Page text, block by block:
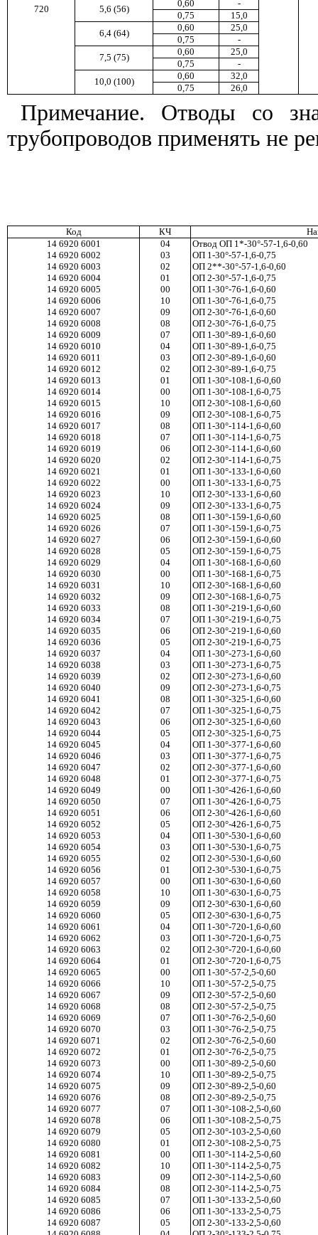
720
5,6 (56)
0,60
-
0,75
15,0
6,4 (64)
0,60
25,0
0,75
-
7,5 (75)
0,60
25,0
0,75
-
10,0 (100)
0,60
32,0
0,75
26,0
Примечание. Отводы со
трубопроводов применять не
Код КЧ
14 6920 6001
04
Отвод ОП 1*-30°-57-1,6-0,60
14 6920 6002
03
ОП 1-30°-57-1,6-0,75
14 6920 6003
02
ОП 2**-30°-57-1,6-0,60
14 6920 6004
01
ОП 2-30°-57-1,6-0,75
14 6920 6005
00
ОП 1-30°-76-1,6-0,60
14 6920 6006
10
ОП 1-30°-76-1,6-0,75
14 6920 6007
09
ОП 2-30°-76-1,6-0,60
14 6920 6008
08
ОП 2-30°-76-1,6-0,75
14 6920 6009
07
ОП 1-30°-89-1,6-0,60
14 6920 6010
04
ОП 1-30°-89-1,6-0,75
14 6920 6011
03
ОП 2-30°-89-1,6-0,60
14 6920 6012
02
ОП 2-30°-89-1,6-0,75
14 6920 6013
01
ОП 1-30°-108-1,6-0,60
14 6920 6014
00
ОП 1-30°-108-1,6-0,75
14 6920 6015
10
ОП 2-30°-108-1,6-0,60
14 6920 6016
09
ОП 2-30°-108-1,6-0,75
14 6920 6017
08
ОП 1-30°-114-1,6-0,60
14 6920 6018
07
ОП 1-30°-114-1,6-0,75
14 6920 6019
06
ОП 2-30°-114-1,6-0,60
14 6920 6020
02
ОП 2-30°-114-1,6-0,75
14 6920 6021
01
ОП 1-30°-133-1,6-0,60
14 6920 6022
00
ОП 1-30°-133-1,6-0,75
14 6920 6023
10
ОП 2-30°-133-1,6-0,60
14 6920 6024
09
ОП 2-30°-133-1,6-0,75
14 6920 6025
08
ОП 1-30°-159-1,6-0,60
14 6920 6026
07
ОП 1-30°-159-1,6-0,75
14 6920 6027
06
ОП 2-30°-159-1,6-0,60
14 6920 6028
05
ОП 2-30°-159-1,6-0,75
14 6920 6029
04
ОП 1-30°-168-1,6-0,60
14 6920 6030
00
ОП 1-30°-168-1,6-0,75
14 6920 6031
10
ОП 2-30°-168-1,6-0,60
14 6920 6032
09
ОП 2-30°-168-1,6-0,75
14 6920 6033
08
ОП 1-30°-219-1,6-0,60
14 6920 6034
07
ОП 1-30°-219-1,6-0,75
14 6920 6035
06
ОП 2-30°-219-1,6-0,60
14 6920 6036
05
ОП 2-30°-219-1,6-0,75
14 6920 6037
04
ОП 1-30°-273-1,6-0,60
14 6920 6038
03
ОП 1-30°-273-1,6-0,75
14 6920 6039
02
ОП 2-30°-273-1,6-0,60
14 6920 6040
09
ОП 2-30°-273-1,6-0,75
14 6920 6041
08 ОП 1-30°-325-1,6-0,60
14 6920 6042
07
ОП 1-30°-325-1,6-0,75
14 6920 6043
06
ОП 2-30°-325-1,6-0,60
14 6920 6044
05 ОП 2-30°-325-1,6-0,75
14 6920 6045
04 ОП 1-30°-377-1,6-0,60
14 6920 6046
03 ОП 1-30°-377-1,6-0,75
14 6920 6047
02 ОП 2-30°-377-1,6-0,60
14 6920 6048
01 ОП 2-30°-377-1,6-0,75
14 6920 6049
00
ОП 1-30°-426-1,6-0,60
14 6920 6050
07
ОП 1-30°-426-1,6-0,75
14 6920 6051
06
ОП 2-30°-426-1,6-0,60
14 6920 6052
05
ОП 2-30°-426-1,6-0,75
14 6920 6053
04
ОП 1-30°-530-1,6-0,60
14 6920 6054
03 ОП 1-30°-530-1,6-0,75
14 6920 6055
02
ОП 2-30°-530-1,6-0,60
14 6920 6056
01 ОП 2-30°-530-1,6-0,75
14 6920 6057
00 ОП 1-30°-630-1,6-0,60
14 6920 6058
10
ОП 1-30°-630-1,6-0,75
14 6920 6059
09 ОП 2-30°-630-1,6-0,60
14 6920 6060
05
ОП 2-30°-630-1,6-0,75
14 6920 6061
04 ОП 1-30°-720-1,6-0,60
14 6920 6062
03
ОП 1-30°-720-1,6-0,75
14 6920 6063
02
ОП 2-30°-720-1,6-0,60
14 6920 6064
01
ОП 2-30°-720-1,6-0,75
14 6920 6065
00
ОП 1-30°-57-2,5-0,60
14 6920 6066
10
ОП 1-30°-57-2,5-0,75
14 6920 6067
09
ОП 2-30°-57-2,5-0,60
14 6920 6068
08
ОП 2-30°-57-2,5-0,75
14 6920 6069
07
ОП 1-30°-76-2,5-0,60
14 6920 6070
03
ОП 1-30°-76-2,5-0,75
14 6920 6071
02
ОП 2-30°-76-2,5-0,60
14 6920 6072
01
ОП 2-30°-76-2,5-0,75
14 6920 6073
00
ОП 1-30°-89-2,5-0,60
14 6920 6074
10
ОП 1-30°-89-2,5-0,75
14 6920 6075
09
ОП 2-30°-89-2,5-0,60
14 6920 6076
08
ОП 2-30°-89-2,5-0,75
14 6920 6077
07
ОП 1-30°-108-2,5-0,60
14 6920 6078
06
ОП 1-30°-108-2,5-0,75
14 6920 6079
05
ОП 2-30°-103-2,5-0,60
14 6920 6080
01
ОП 2-30°-108-2,5-0,75
14 6920 6081
00
ОП 1-30°-114-2,5-0,60
14 6920 6082
10
ОП 1-30°-114-2,5-0,75
14 6920 6083
09
ОП 2-30°-114-2,5-0,60
14 6920 6084
08
ОП 2-30°-114-2,5-0,75
14 6920 6085
07
ОП 1-30°-133-2,5-0,60
14 6920 6086
06
ОП 1-30°-133-2,5-0,75
14 6920 6087
05
ОП 2-30°-133-2,5-0,60